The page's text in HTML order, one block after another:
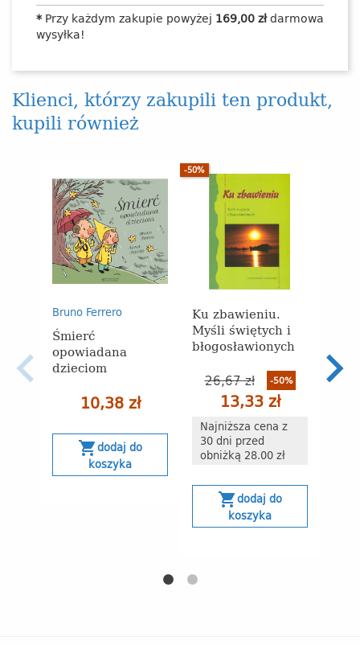
* Przy każdym zakupie powyżej 169,00 złdarmowa
wysyłka!
Klienci, którzy zakupili ten produkt,
kupili również
Bruno Ferrero
Śmierć
opowiadana
dzieciom
10,38 zł
shopping_cartdodaj do
koszyka
Ku zbawieniu.
Myśli świętych i
błogosławionych
26,67 zł -50%
13,33 zł
Najniższa cena z
30 dni przed
obniżką 28.00 zł
-50%
shopping_cartdodaj do
koszyka